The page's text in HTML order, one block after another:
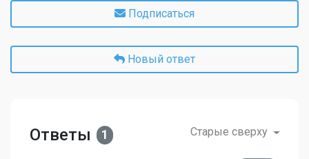
Подписаться
Новый ответ
Ответы 1 Старые сверху